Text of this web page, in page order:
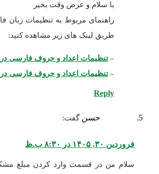
با سلام و عرض وقت بخیر
راهنمای مربوط به تنظیمات زبان
طریق لینک های زیر مشاهده کنید:
–تنظیمات اعداد و حروف فارسی در
–تنظیمات اعداد و حروف فارسی در
Reply
حسن گفت:
فروردین ۳۰, ۱۴۰۵ در ۸:۳۰ ب.ظ